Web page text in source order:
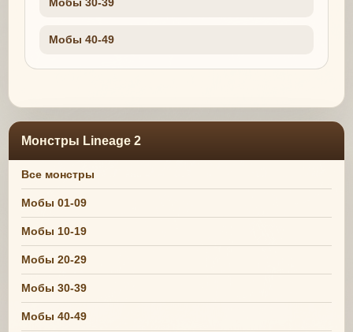
Мобы 40-49
Монстры Lineage 2
Все монстры
Мобы 01-09
Мобы 10-19
Мобы 20-29
Мобы 30-39
Мобы 40-49